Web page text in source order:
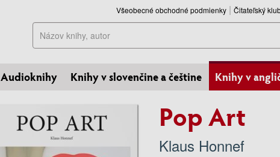
Všeobecné obchodné podmienky Čitateľský
Hľadať
Audioknihy Knihy v slovenčine a češtine Knihy v
Pop Art
Klaus Honnef